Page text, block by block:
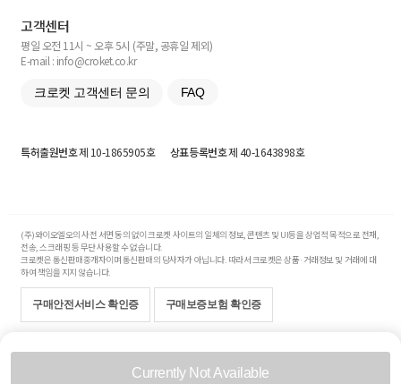
Currently Not Available
고객센터
평일 오전 11시 ~ 오후 5시 (주말, 공휴일 제외)
E-mail : info@croket.co.kr
크로켓 고객센터 문의 FAQ
특허출원번호제 10-1865905호 상표등록번호제 40-1643898호
(주)와이오엘오의 사전 서면 동의 없이 크로켓 사이트의 일체의 정보, 콘텐츠 및 UI등을 상업적 목적으로 전재,
전송, 스크래핑 등 무단 사용할 수 없습니다.
크로켓은 통신판매중개자이며 통신판매의 당사자가 아닙니다. 따라서 크로켓은 상품·거래정보 및 거래에 대
하여 책임을 지지 않습니다.
구매안전서비스 확인증 구매보증보험 확인증